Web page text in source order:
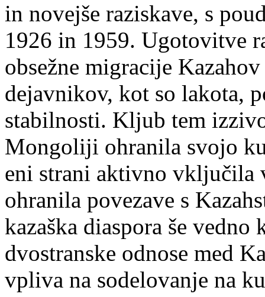
in novejše raziskave, s
1926 in 1959. Ugotovitve
obsežne migracije
dejavnikov, kot so lakota,
stabilnosti. Kljub tem
Mongoliji ohranila svojo
eni strani aktivno vključila
ohranila povezave s
kazaška diaspora še
dvostranske odnose med
vpliva na sodelovanje na